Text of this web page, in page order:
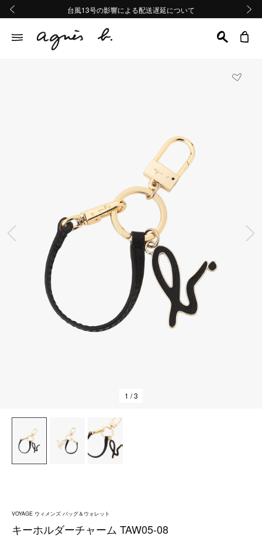
熊本地域地震の影響による配送遅延について
Summer Sale 2buy10%OFF!!
台風13号の影響による配送遅延について
熊本地域地震の影響による配送遅延について
Summer Sale 2buy10%OFF!!
前の画像
1 / 3
VOYAGE ウィメンズ バッグ＆ウォレット
キーホルダーチャーム TAW05-08